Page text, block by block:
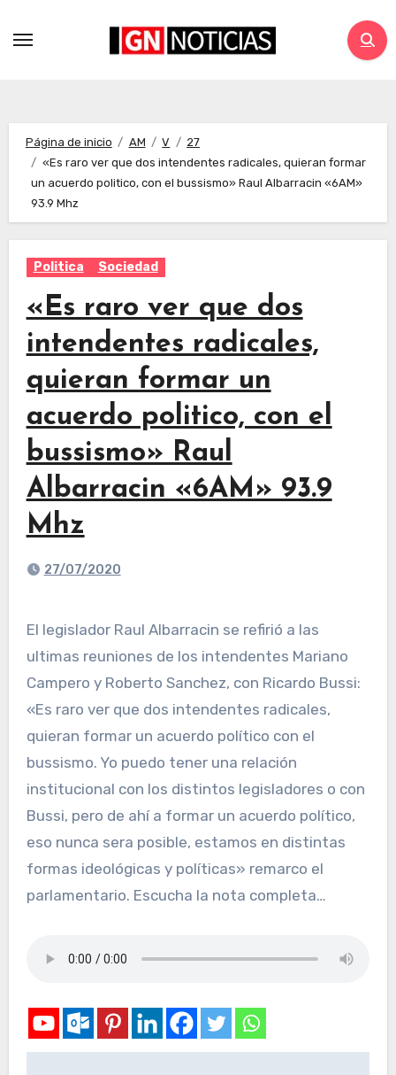
Página de inicio AM V
27
«Es raro ver que dos intendentes radicales, quieran formar
un acuerdo politico, con el bussismo» Raul Albarracin «6AM»
93.9 Mhz
Politica Sociedad
«Es raro ver que dos
intendentes radicales,
quieran formar un
acuerdo politico, con el
bussismo» Raul
Albarracin «6AM» 93.9
Mhz
27/07/2020
El legislador Raul Albarracin se refirió a las
ultimas reuniones de los intendentes Mariano
Campero y Roberto Sanchez, con Ricardo Bussi:
«Es raro ver que dos intendentes radicales,
quieran formar un acuerdo político con el
bussismo. Yo puedo tener una relación
institucional con los distintos legisladores o con
Bussi, pero de ahí a formar un acuerdo político,
eso nunca sera posible, estamos en distintas
formas ideológicas y políticas» remarco el
parlamentario. Escucha la nota completa…